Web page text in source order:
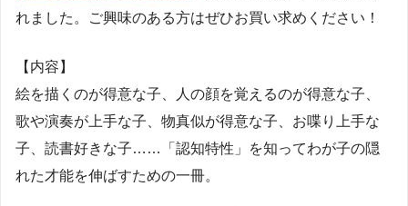
れました。ご興味のある方はぜひお買い求めください！
【内容】
絵を描くのが得意な子、人の顔を覚えるのが得意な子、
歌や演奏が上手な子、物真似が得意な子、お喋り上手な
子、読書好きな子……「認知特性」を知ってわが子の隠
れた才能を伸ばすための一冊。